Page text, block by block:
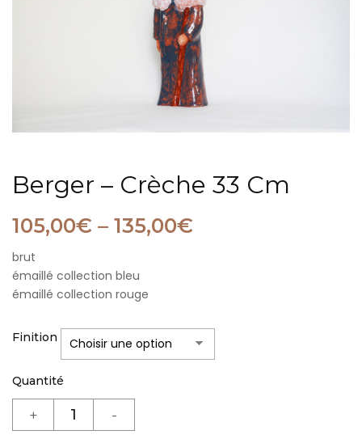
Berger – Crèche 33 Cm
105,00€ – 135,00€
brut
émaillé collection bleu
émaillé collection rouge
Finition
Quantité